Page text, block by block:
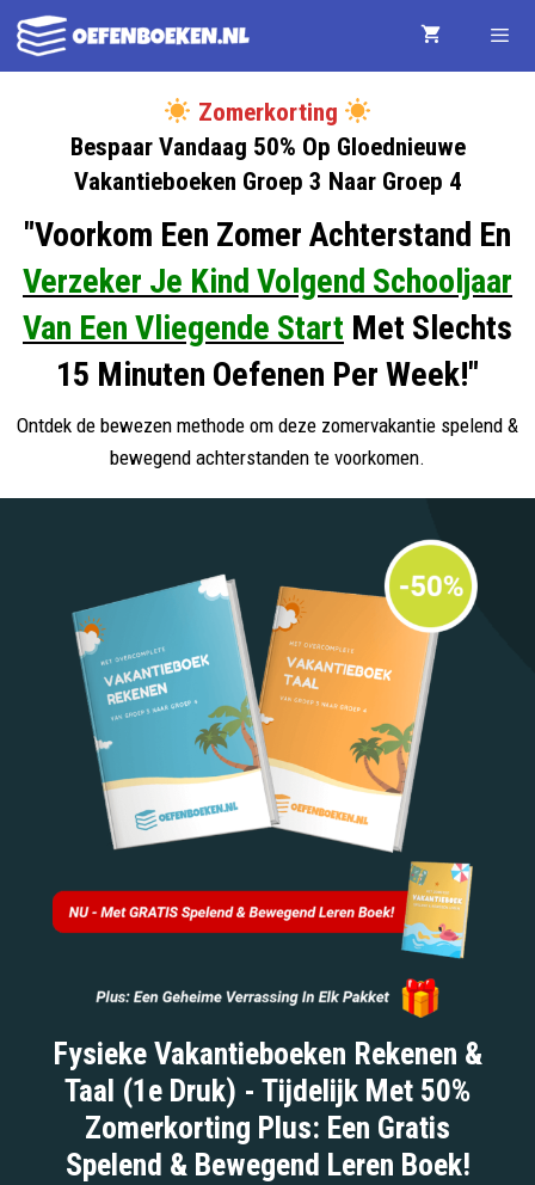
Ga
naar
Zomerkorting
Bespaar Vandaag 50% Op Gloednieuwe
Vakantieboeken Groep 3 Naar Groep 4
"Voorkom Een Zomer Achterstand En
Verzeker Je Kind Volgend Schooljaar
Van Een Vliegende Start Met Slechts
15 Minuten Oefenen Per Week!"
Ontdek de bewezen methode om deze zomervakantie spelend &
bewegend achterstanden te voorkomen.
Fysieke Vakantieboeken Rekenen &
Taal (1e Druk) - Tijdelijk Met 50%
Zomerkorting Plus: Een Gratis
Spelend & Bewegend Leren Boek!